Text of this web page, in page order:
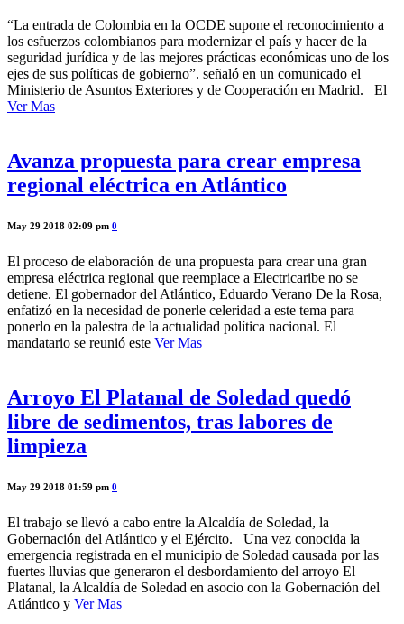
“La entrada de Colombia en la OCDE supone el reconocimiento a
los esfuerzos colombianos para modernizar el país y hacer de la
seguridad jurídica y de las mejores prácticas económicas uno de los
ejes de sus políticas de gobierno”. señaló en un comunicado el
Ministerio de Asuntos Exteriores y de Cooperación en Madrid. El
Ver Mas
Avanza propuesta para crear empresa
regional eléctrica en Atlántico
May 29 2018 02:09 pm 0
El proceso de elaboración de una propuesta para crear una gran
empresa eléctrica regional que reemplace a Electricaribe no se
detiene. El gobernador del Atlántico, Eduardo Verano De la Rosa,
enfatizó en la necesidad de ponerle celeridad a este tema para
ponerlo en la palestra de la actualidad política nacional. El
mandatario se reunió este Ver Mas
Arroyo El Platanal de Soledad quedó
libre de sedimentos, tras labores de
limpieza
May 29 2018 01:59 pm 0
El trabajo se llevó a cabo entre la Alcaldía de Soledad, la
Gobernación del Atlántico y el Ejército. Una vez conocida la
emergencia registrada en el municipio de Soledad causada por las
fuertes lluvias que generaron el desbordamiento del arroyo El
Platanal, la Alcaldía de Soledad en asocio con la Gobernación del
Atlántico y Ver Mas